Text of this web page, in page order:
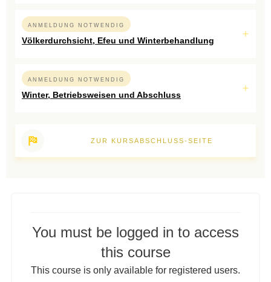
You must be logged in to access
this course
This course is only available for registered users.
ANMELDUNG NOTWENDIG
Völkerdurchsicht, Efeu und Winterbehandlung
ANMELDUNG NOTWENDIG
Winter, Betriebsweisen und Abschluss
ZUR KURSABSCHLUSS-SEITE